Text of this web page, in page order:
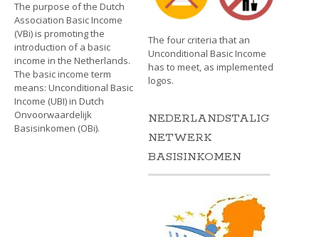
The purpose of the Dutch
Association Basic Income
(VBi) is promoting the
introduction of a basic
income in the Netherlands.
The basic income term
means: Unconditional Basic
Income (UBI) in Dutch
Onvoorwaardelijk
Basisinkomen (OBi).
The four criteria that an
Unconditional Basic Income
has to meet, as implemented
logos.
NEDERLANDSTALIG
NETWERK
BASISINKOMEN